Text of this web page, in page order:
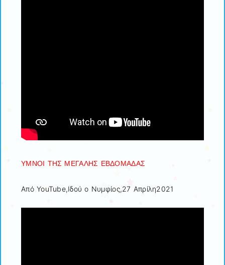
ΥΜΝΟΙ ΤΗΣ ΜΕΓΑΛΗΣ ΕΒΔΟΜΑΔΑΣ
Από YouTube,Ιδού ο Νυμφίος,27 Απρίλη2021